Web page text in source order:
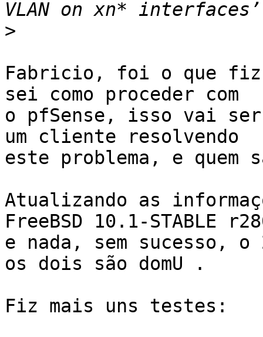
>
Fabricio, foi o que fiz
sei como proceder com
o pfSense, isso vai ser
um cliente resolvendo
este problema, e quem
Atualizando as
FreeBSD 10.1-STABLE
e nada, sem sucesso, o
os dois são domU .
Fiz mais uns testes: